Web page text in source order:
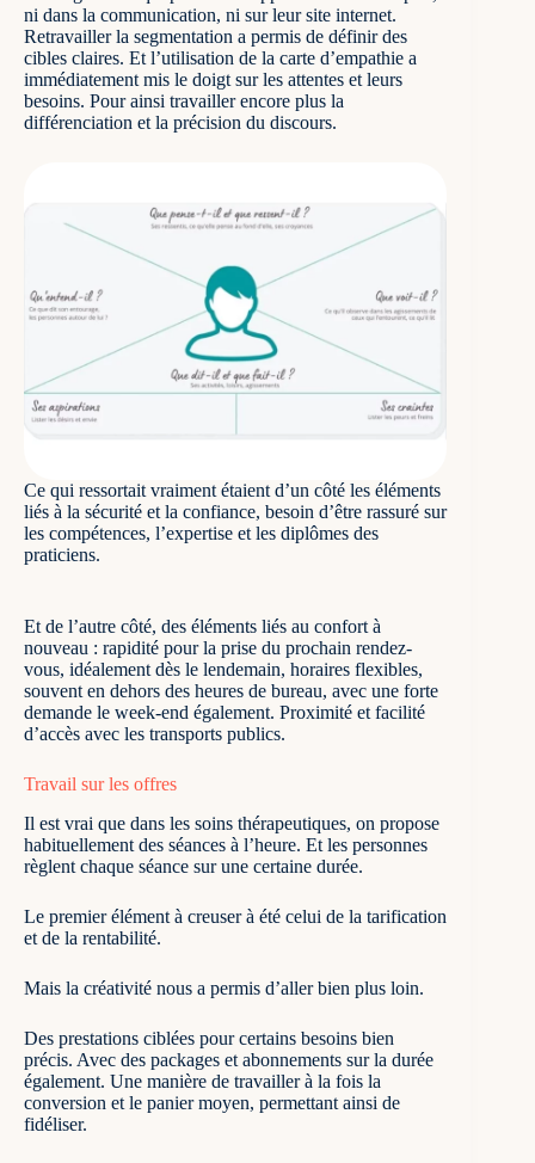
ni dans la communication, ni sur leur site internet.
Retravailler la segmentation a permis de définir des
cibles claires. Et l’utilisation de la carte d’empathie a
immédiatement mis le doigt sur les attentes et leurs
besoins. Pour ainsi travailler encore plus la
différenciation et la précision du discours.
Ce qui ressortait vraiment étaient d’un côté les éléments
liés à la sécurité et la confiance, besoin d’être rassuré sur
les compétences, l’expertise et les diplômes des
praticiens.
Et de l’autre côté, des éléments liés au confort à
nouveau : rapidité pour la prise du prochain rendez-
vous, idéalement dès le lendemain, horaires flexibles,
souvent en dehors des heures de bureau, avec une forte
demande le week-end également. Proximité et facilité
d’accès avec les transports publics.
Travail sur les offres
Il est vrai que dans les soins thérapeutiques, on propose
habituellement des séances à l’heure. Et les personnes
règlent chaque séance sur une certaine durée.
Le premier élément à creuser à été celui de la tarification
et de la rentabilité.
Mais la créativité nous a permis d’aller bien plus loin.
Des prestations ciblées pour certains besoins bien
précis. Avec des packages et abonnements sur la durée
également. Une manière de travailler à la fois la
conversion et le panier moyen, permettant ainsi de
fidéliser.